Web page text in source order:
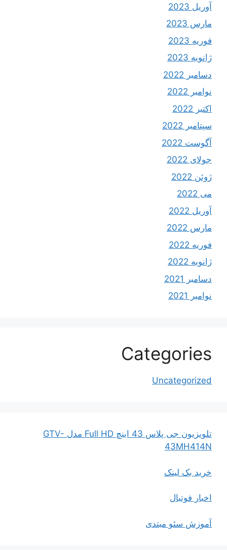
آوریل 2023
مارس 2023
فوریه 2023
ژانویه 2023
دسامبر 2022
نوامبر 2022
اکتبر 2022
سپتامبر 2022
آگوست 2022
جولای 2022
ژوئن 2022
می 2022
آوریل 2022
مارس 2022
فوریه 2022
ژانویه 2022
دسامبر 2021
نوامبر 2021
Categories
Uncategorized
تلویزیون جی پلاس 43 اینچ Full HD مدل GTV-
43MH414N
خرید بک لینک
اخبار فوتبال
آموزش سئو مبتدی